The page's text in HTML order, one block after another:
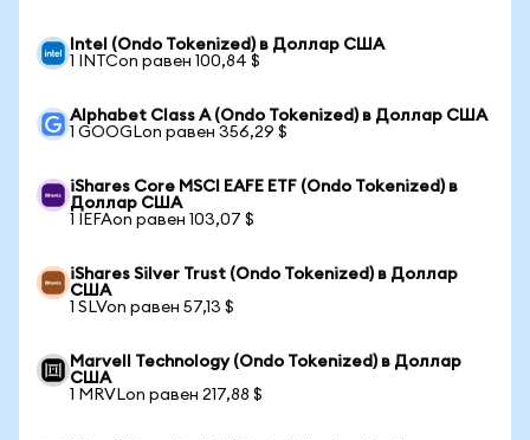
Intel (Ondo Tokenized) в Доллар США
1 INTCon равен 100,84 $
Alphabet Class A (Ondo Tokenized) в Доллар США
1 GOOGLon равен 356,29 $
iShares Core MSCI EAFE ETF (Ondo Tokenized) в
Доллар США
1 IEFAon равен 103,07 $
iShares Silver Trust (Ondo Tokenized) в Доллар
США
1 SLVon равен 57,13 $
Marvell Technology (Ondo Tokenized) в Доллар
США
1 MRVLon равен 217,88 $